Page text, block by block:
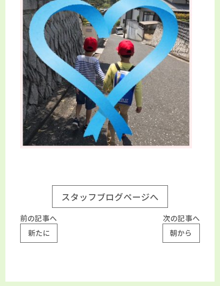
スタッフブログページへ
前の記事へ
新たに
次の記事へ
朝から